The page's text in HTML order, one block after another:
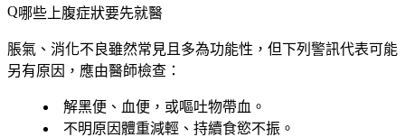
哪些上腹症狀要先就醫
脹氣、消化不良雖然常見且多為功能性，但下列警訊代表可能
另有原因，應由醫師檢查：
解黑便、血便 ，或嘔吐物帶血。
不明原因體重減輕 、持續食慾不振。